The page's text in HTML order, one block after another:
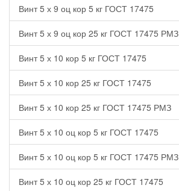
Винт 5 х 9 оц кор 5 кг ГОСТ 17475
Винт 5 х 9 оц кор 25 кг ГОСТ 17475 РМЗ
Винт 5 х 10 кор 5 кг ГОСТ 17475
Винт 5 х 10 кор 25 кг ГОСТ 17475
Винт 5 х 10 кор 25 кг ГОСТ 17475 РМЗ
Винт 5 х 10 оц кор 5 кг ГОСТ 17475
Винт 5 х 10 оц кор 5 кг ГОСТ 17475 РМЗ
Винт 5 х 10 оц кор 25 кг ГОСТ 17475